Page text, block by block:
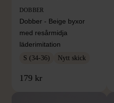
DOBBER
Dobber - Beige byxor
med resårmidja
läderimitation
S (34-36) Nytt skick
179 kr